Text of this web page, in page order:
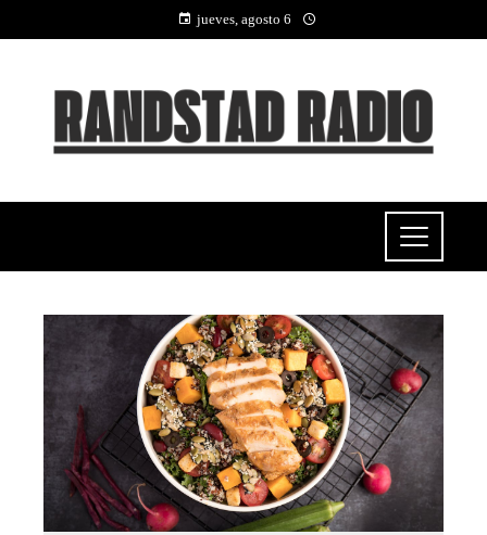
jueves, agosto 6